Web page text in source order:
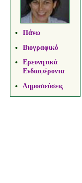
Πάνω
Βιογραφικό
Ερευνητικά
Ενδιαφέροντα
Δημοσιεύσεις